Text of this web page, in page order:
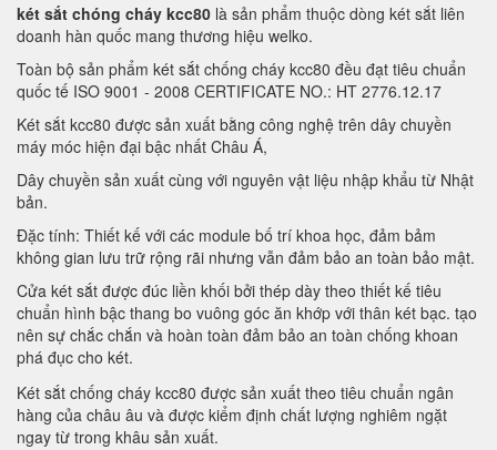
két sắt chóng cháy kcc80 là sản phẩm thuộc dòng két sắt liên
doanh hàn quốc mang thương hiệu welko.
Toàn bộ sản phẩm két sắt chống cháy kcc80 đều đạt tiêu chuẩn
quốc tế ISO 9001 - 2008 CERTIFICATE NO.: HT 2776.12.17
Két sắt kcc80 được sản xuất bằng công nghệ trên dây chuyền
máy móc hiện đại bậc nhất Châu Á,
Dây chuyền sản xuất cùng với nguyên vật liệu nhập khẩu từ Nhật
bản.
Đặc tính: Thiết kế với các module bố trí khoa học, đảm bảm
không gian lưu trữ rộng rãi nhưng vẫn đảm bảo an toàn bảo mật.
Cửa két sắt được đúc liền khối bởi thép dày theo thiết kế tiêu
chuẩn hình bậc thang bo vuông góc ăn khớp với thân két bạc. tạo
nên sự chắc chắn và hoàn toàn đảm bảo an toàn chống khoan
phá đục cho két.
Két sắt chống cháy kcc80 được sản xuất theo tiêu chuẩn ngân
hàng của châu âu và được kiểm định chất lượng nghiêm ngặt
ngay từ trong khâu sản xuất.